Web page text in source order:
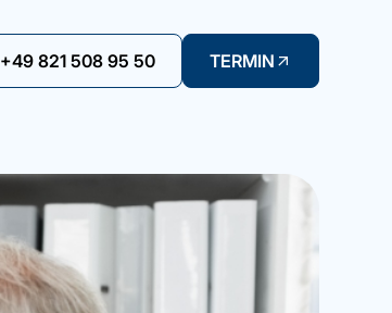
+49 821 508 95 50 TERMIN